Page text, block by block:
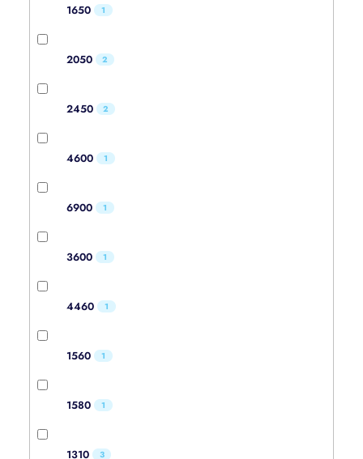
1650 1
2050 2
2450 2
4600 1
6900 1
3600 1
4460 1
1560 1
1580 1
1310 3